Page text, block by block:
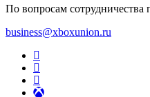
По вопросам сотрудничества
business@xboxunion.ru